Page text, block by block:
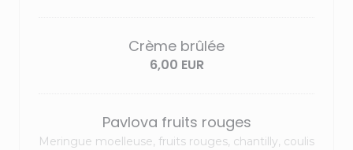
Crème brûlée
6,00 EUR
Pavlova fruits rouges
Meringue moelleuse, fruits rouges, chantilly, coulis